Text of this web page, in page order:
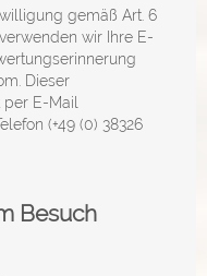
gemäß Art. 6
wir Ihre E-
. Dieser
per E-Mail
(+49 (0) 38326
Besuch